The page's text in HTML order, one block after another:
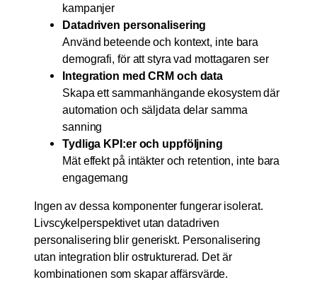
kampanjer
Datadriven personalisering
Använd beteende och kontext, inte bara
demografi, för att styra vad mottagaren ser
Integration med CRM och data
Skapa ett sammanhängande ekosystem där
automation och säljdata delar samma
sanning
Tydliga KPI:er och uppföljning
Mät effekt på intäkter och retention, inte bara
engagemang
Ingen av dessa komponenter fungerar isolerat.
Livscykelperspektivet utan datadriven
personalisering blir generiskt. Personalisering
utan integration blir ostrukturerad. Det är
kombinationen som skapar affärsvärde.